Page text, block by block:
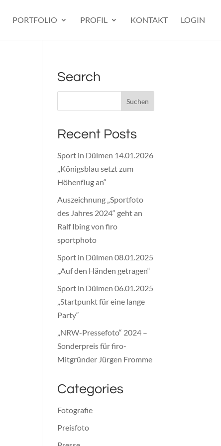
PORTFOLIO PROFIL KONTAKT LOGIN
Search
Recent Posts
Sport in Dülmen 14.01.2026
„Königsblau setzt zum
Höhenflug an“
Auszeichnung „Sportfoto
des Jahres 2024“ geht an
Ralf Ibing von firo
sportphoto
Sport in Dülmen 08.01.2025
„Auf den Händen getragen“
Sport in Dülmen 06.01.2025
„Startpunkt für eine lange
Party“
„NRW-Pressefoto“ 2024 –
Sonderpreis für firo-
Mitgründer Jürgen Fromme
Categories
Fotografie
Preisfoto